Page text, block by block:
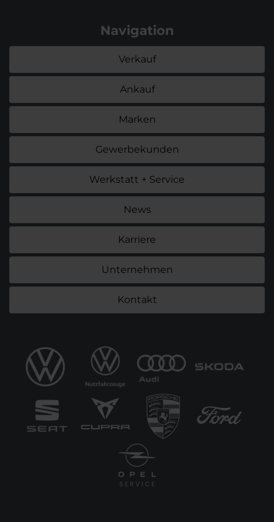
Navigation
Verkauf
Ankauf
Marken
Gewerbekunden
Werkstatt + Service
News
Karriere
Unternehmen
Kontakt